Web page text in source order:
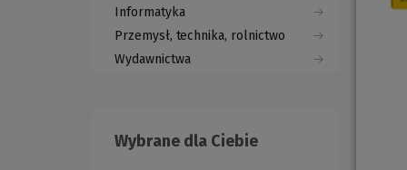
Informatyka
Przemysł, technika, rolnictwo
Wydawnictwa
Wybrane dla Ciebie